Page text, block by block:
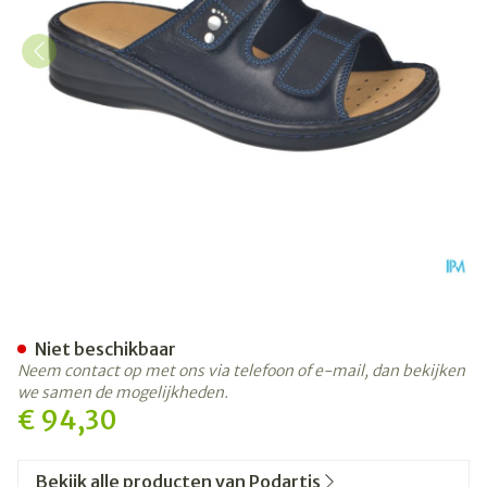
€ 94,30
Niet beschikbaar
Neem contact op met ons via telefoon of e-mail, dan bekijken
we samen de mogelijkheden.
Bekijk alle producten van Podartis